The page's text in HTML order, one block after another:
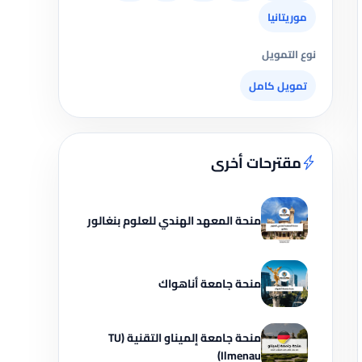
موريتانيا
نوع التمويل
تمويل كامل
مقترحات أخرى
منحة المعهد الهندي للعلوم بنغالور
منحة جامعة أناهواك
منحة جامعة إلميناو التقنية (TU
Ilmenau)